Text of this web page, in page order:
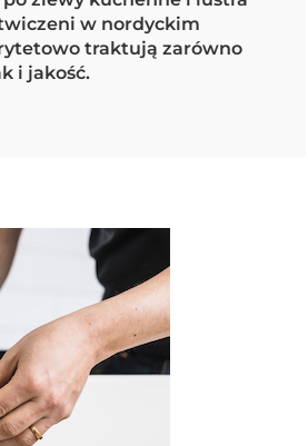
w nordyckim
traktują zarówno
i jakość.